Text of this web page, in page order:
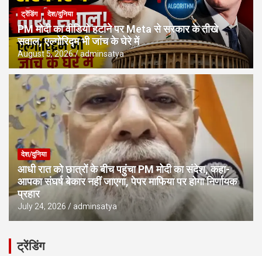
ट्रेंडिंग देश/दुनिया
PM मोदी का वीडियो हटाने पर Meta से सरकार के तीखे
सवाल, एल्गोरिद्म भी जांच के घेरे में
August 5, 2026 adminsatya
देश/दुनिया
आधी रात को छात्रों के बीच पहुंचा PM मोदी का संदेश, कहा-
आपका संघर्ष बेकार नहीं जाएगा, पेपर माफिया पर होगा निर्णायक
प्रहार
July 24, 2026 adminsatya
ट्रेंडिंग